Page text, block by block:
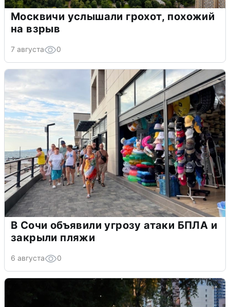
Москвичи услышали грохот, похожий
на взрыв
7 августа 0
В Сочи объявили угрозу атаки БПЛА и
закрыли пляжи
6 августа 0